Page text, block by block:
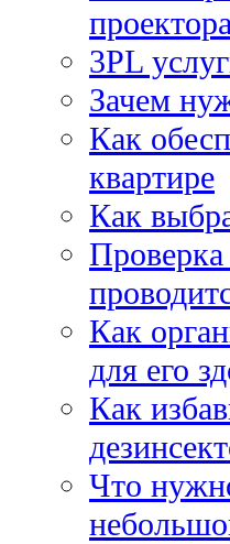
3PL
Зачем
Как
квартире
Как
Как
для его
Как
Что